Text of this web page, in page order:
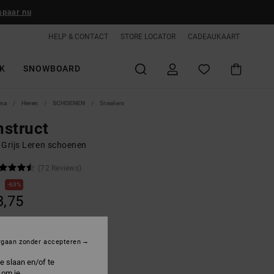
nu
HELP & CONTACT STORE LOCATOR CADEAUKAART
SNOWBOARD
Heren SCHOENEN Sneakers
Leren schoenen
(72 Reviews)
63%
grey/white
slaan en/of te
zonder accepteren